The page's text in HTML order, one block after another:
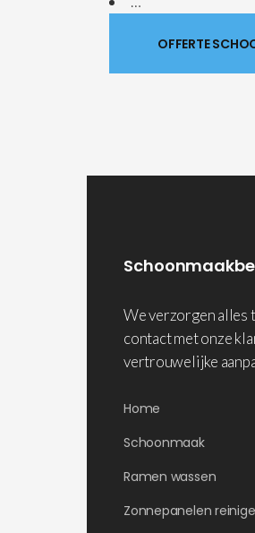
OFFERTE
We verzorgen alles
contact met onze
vertrouwelijke
Home
Schoonmaak
Ramen wassen
Zonnepanelen